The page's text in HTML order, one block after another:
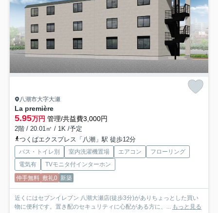
八潮市大字大瀬
La première
5.95万円 管理/共益費3,000円
2階 / 20.01㎡ / 1K /予定
つくばエクスプレス「八潮」駅 徒歩12分
バス・トイレ別 室内洗濯機置場 エアコン
フローリング
電気有
TVモニタ付インターホン
仲手無料 敷礼0 新築
近くにはセブンイレブン 八潮大瀬店(徒歩3分)がありちょっとした買い
物に便利です。置き配のセキュリティに心配がある方に、...
もっと見る